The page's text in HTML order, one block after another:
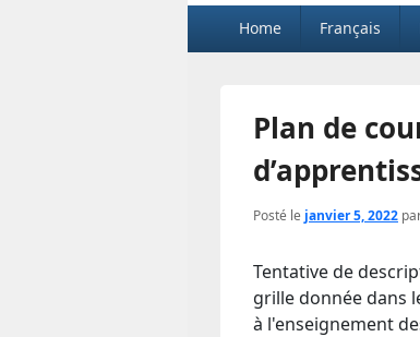
Menu
principal
Home Français
Plan de
Posté le janvier 5, 2022
Tentative de
grille donnée dans
à l'enseignement